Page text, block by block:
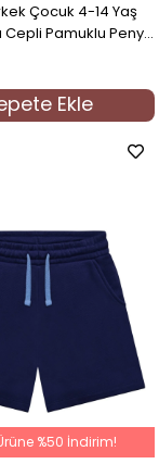
Çocuk 4-14 Yaş
Cepli Pamuklu Penye
Ekle
%50 İndirim!